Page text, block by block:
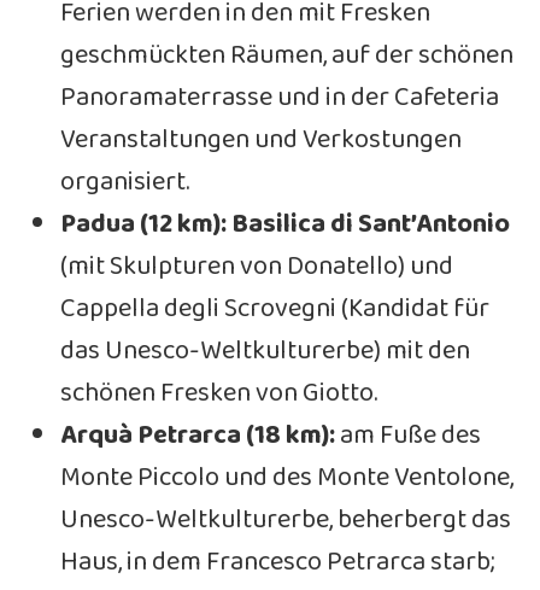
Ferien werden in den mit Fresken
geschmückten Räumen, auf der schönen
Panoramaterrasse und in der Cafeteria
Veranstaltungen und Verkostungen
organisiert.
Padua (12 km): Basilica di Sant’Antonio
(mit Skulpturen von Donatello) und
Cappella degli Scrovegni (Kandidat für
das Unesco-Weltkulturerbe) mit den
schönen Fresken von Giotto.
Arquà Petrarca (18 km):am Fuße des
Monte Piccolo und des Monte Ventolone,
Unesco-Weltkulturerbe, beherbergt das
Haus, in dem Francesco Petrarca starb;